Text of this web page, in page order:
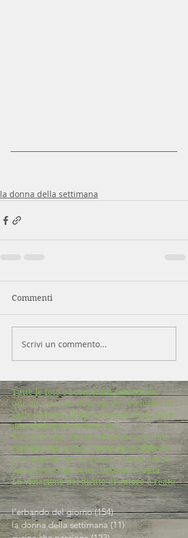
la donna della settimana
Commenti
Scrivi un commento...
Tutte le foto e i contenuti presenti in
questo sito sono di proprietà esclusiva di
Lella Canepa, titolare i questo blog, dove
non altrimenti comunicato.
È vietato l'uso, la riproduzione, per fini
commerciali e non, vietata la modifica e
la manipolazione e qualsiasi altro uso se
non previa mia autorizzazione scritta.
La violazione del diritto di autore è reato
l'erbando del giorno (154)154 post
la donna della settimana (11) 11 post